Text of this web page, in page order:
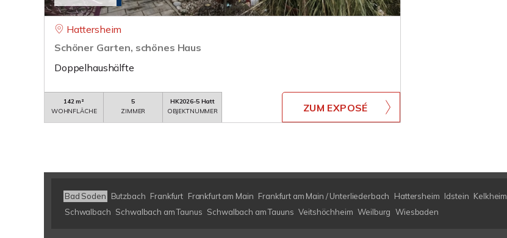
Hattersheim
Schöner Garten, schönes Haus
Doppelhaushälfte
142 m²
WOHNFLÄCHE
5
ZIMMER
HK2026-5 Hatt
OBJEKTNUMMER
ZUM EXPOSÉ
Bad Soden Butzbach Frankfurt Frankfurt am Main Frankfurt am Main / Unterliederbach Hattersheim Idstein Kelkheim
Schwalbach Schwalbach am Taunus Schwalbach am Tauuns Veitshöchheim Weilburg Wiesbaden